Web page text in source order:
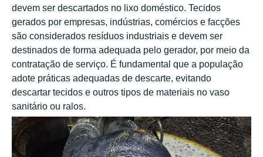
devem ser descartados no lixo doméstico. Tecidos
gerados por empresas, indústrias, comércios e facções
são considerados resíduos industriais e devem ser
destinados de forma adequada pelo gerador, por meio da
contratação de serviço. É fundamental que a população
adote práticas adequadas de descarte, evitando
descartar tecidos e outros tipos de materiais no vaso
sanitário ou ralos.